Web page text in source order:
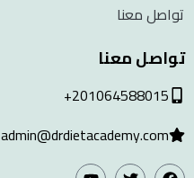
تواصل معنا
تواصل معنا
201064588015+
admin@drdietacademy.com